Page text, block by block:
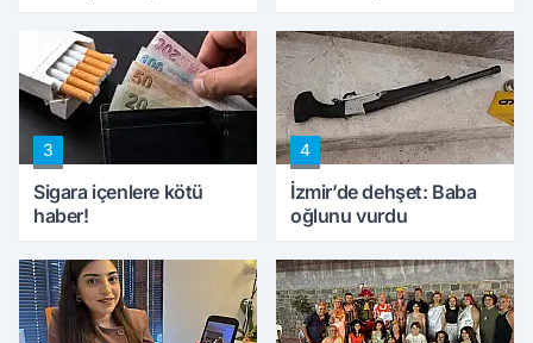
konuştu
peynircilerimizi de
kıskaca aldı, müdahale
ettik'
3
Sigara içenlere kötü
haber!
4
İzmir’de dehşet: Baba
oğlunu vurdu